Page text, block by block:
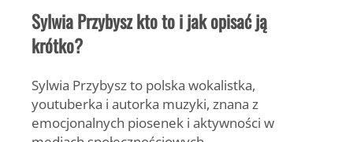
Sylwia Przybysz kto to i jak opisać ją
krótko?
Sylwia Przybyszto polska wokalistka,
youtuberka i autorka muzyki, znana z
emocjonalnych piosenek i aktywności w